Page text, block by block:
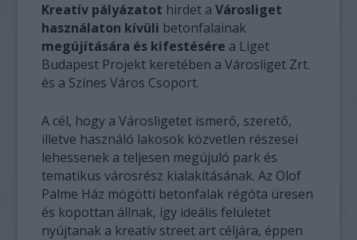
Kreatív pályázatot hirdet aVárosliget
használaton kívüli betonfalainak
megújítására és kifestésére a Liget
Budapest Projekt keretében a Városliget Zrt.
és a Színes Város Csoport.
A cél, hogy a Városligetet ismerő, szerető,
illetve használó lakosok közvetlen részesei
lehessenek a teljesen megújuló park és
tematikus városrész kialakításának. Az Olof
Palme Ház mögötti betonfalak régóta üresen
és kopottan állnak, így ideális felületet
nyújtanak a kreatív street art céljára, éppen